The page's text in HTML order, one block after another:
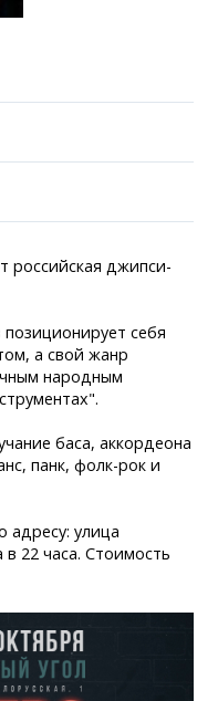
российская джипси-
себя
а свой жанр
народным
баса, аккордеона
панк, фолк-рок и
адресу: улица
в 22 часа. Стоимость